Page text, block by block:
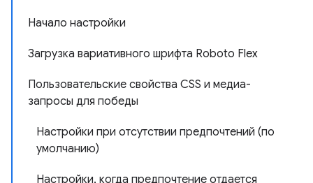
Начало настройки
Загрузка вариативного шрифта Roboto Flex
Пользовательские свойства CSS и медиа-
запросы для победы
Настройки при отсутствии предпочтений (по
умолчанию)
Настройки, когда предпочтение отдается